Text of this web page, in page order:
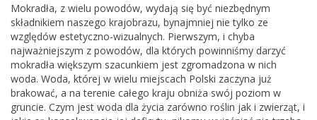
Mokradła, z wielu powodów, wydają się być niezbędnym
składnikiem naszego krajobrazu, bynajmniej nie tylko ze
względów estetyczno-wizualnych. Pierwszym, i chyba
najważniejszym z powodów, dla których powinniśmy darzyć
mokradła większym szacunkiem jest zgromadzona w nich
woda. Woda, której w wielu miejscach Polski zaczyna już
brakować, a na terenie całego kraju obniża swój poziom w
gruncie. Czym jest woda dla życia zarówno roślin jak i zwierząt, i